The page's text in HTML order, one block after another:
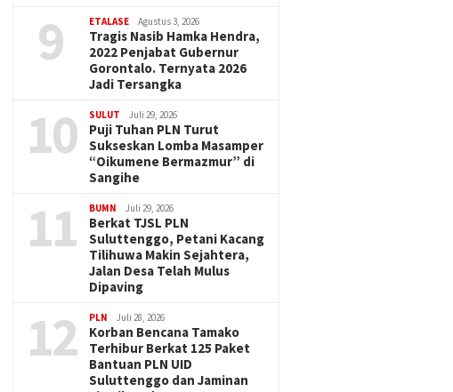
9 ETALASE Agustus 3, 2026
Tragis Nasib Hamka Hendra,
2022 Penjabat Gubernur
Gorontalo. Ternyata 2026
Jadi Tersangka
10 SULUT Juli 29, 2026
Puji Tuhan PLN Turut
Sukseskan Lomba Masamper
“Oikumene Bermazmur” di
Sangihe
11 BUMN Juli 29, 2026
Berkat TJSL PLN
Suluttenggo, Petani Kacang
Tilihuwa Makin Sejahtera,
Jalan Desa Telah Mulus
Dipaving
12 PLN Juli 28, 2026
Korban Bencana Tamako
Terhibur Berkat 125 Paket
Bantuan PLN UID
Suluttenggo dan Jaminan